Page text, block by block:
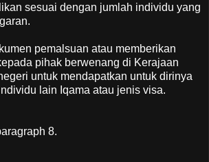
sesuai dengan jumlah individu yang
pemalsuan atau memberikan
pihak berwenang di Kerajaan
untuk mendapatkan untuk dirinya
lain Iqama atau jenis visa.
8.